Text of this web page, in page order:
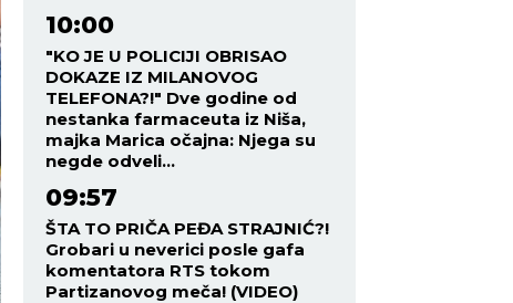
10:00
"KO JE U POLICIJI OBRISAO
DOKAZE IZ MILANOVOG
TELEFONA?!" Dve godine od
nestanka farmaceuta iz Niša,
majka Marica očajna: Njega su
negde odveli...
09:57
ŠTA TO PRIČA PEĐA STRAJNIĆ?!
Grobari u neverici posle gafa
komentatora RTS tokom
Partizanovog meča! (VIDEO)